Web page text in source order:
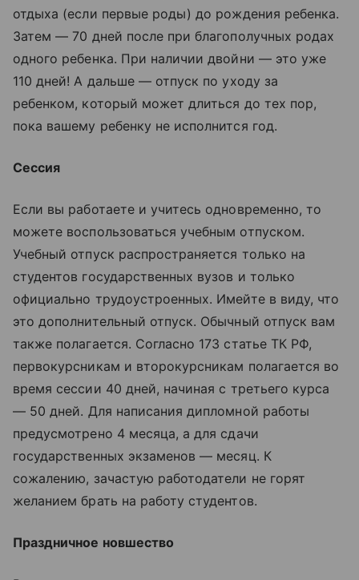
отдыха (если первые роды) до рождения ребенка.
Затем — 70 дней после при благополучных родах
одного ребенка. При наличии двойни — это уже
110 дней! А дальше — отпуск по уходу за
ребенком, который может длиться до тех пор,
пока вашему ребенку не исполнится год.
Сессия
Если вы работаете и учитесь одновременно, то
можете воспользоваться учебным отпуском.
Учебный отпуск распространяется только на
студентов государственных вузов и только
официально трудоустроенных. Имейте в виду, что
это дополнительный отпуск. Обычный отпуск вам
также полагается. Согласно 173 статье ТК РФ,
первокурсникам и второкурсникам полагается во
время сессии 40 дней, начиная с третьего курса
— 50 дней. Для написания дипломной работы
предусмотрено 4 месяца, а для сдачи
государственных экзаменов — месяц. К
сожалению, зачастую работодатели не горят
желанием брать на работу студентов.
Праздничное новшество